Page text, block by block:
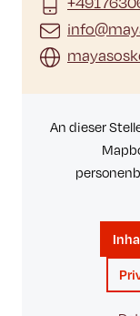
An dieser